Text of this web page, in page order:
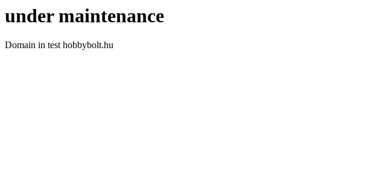
under maintenance
Domain in test hobbybolt.hu